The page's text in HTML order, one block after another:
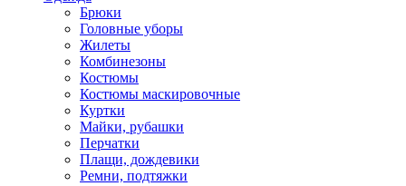
Брюки
Головные уборы
Жилеты
Комбинезоны
Костюмы
Костюмы маскировочные
Куртки
Майки, рубашки
Перчатки
Плащи, дождевики
Ремни, подтяжки